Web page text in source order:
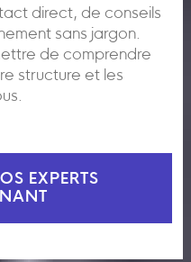
direct, de conseils
sans jargon.
de comprendre
structure et les
EXPERTS